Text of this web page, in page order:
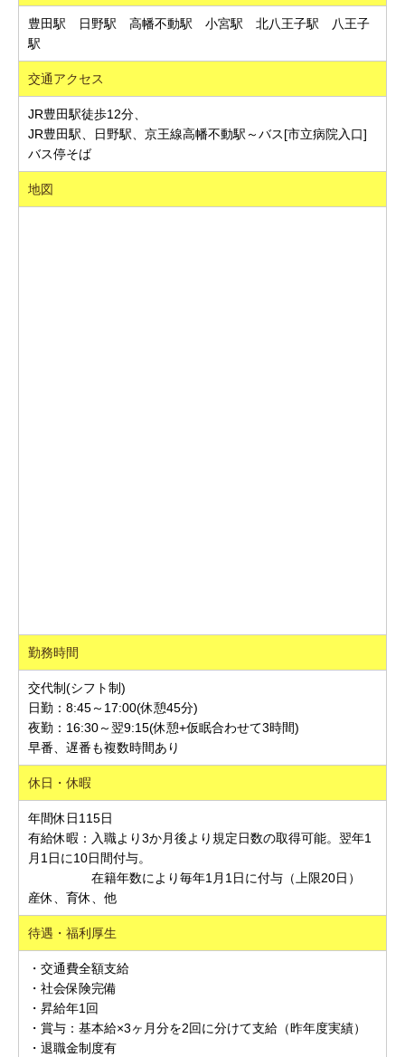
豊田駅 日野駅 高幡不動駅 小宮駅 北八王子駅 八王子
駅
交通アクセス
JR豊田駅徒歩12分、
JR豊田駅、日野駅、京王線高幡不動駅～バス[市立病院入口]
バス停そば
地図
勤務時間
交代制(シフト制)
日勤：8:45～17:00(休憩45分)
夜勤：16:30～翌9:15(休憩+仮眠合わせて3時間)
早番、遅番も複数時間あり
休日・休暇
年間休日115日
有給休暇：入職より3か月後より規定日数の取得可能。翌年1
月1日に10日間付与。
在籍年数により毎年1月1日に付与（上限20日）
産休、育休、他
待遇・福利厚生
・交通費全額支給
・社会保険完備
・昇給年1回
・賞与：基本給×3ヶ月分を2回に分けて支給（昨年度実績）
・退職金制度有